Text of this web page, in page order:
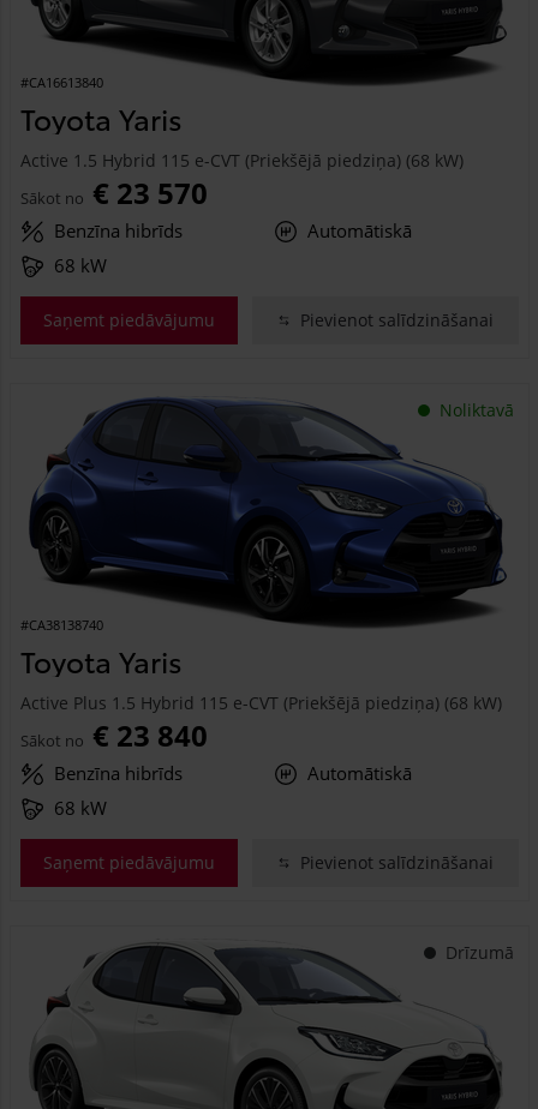
#CA16613840
Toyota Yaris
Active 1.5 Hybrid 115 e-CVT (Priekšējā piedziņa) (68 kW)
Sākot no € 23 570
Benzīna hibrīds
Automātiskā
68 kW
Saņemt piedāvājumu Pievienot salīdzināšanai
Noliktavā
#CA38138740
Toyota Yaris
Active Plus 1.5 Hybrid 115 e-CVT (Priekšējā piedziņa) (68 kW)
Sākot no € 23 840
Benzīna hibrīds
Automātiskā
68 kW
Saņemt piedāvājumu Pievienot salīdzināšanai
Drīzumā